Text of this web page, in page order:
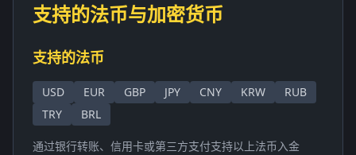
支持的法币与加密货币
支持的法币
USD EUR GBP JPY CNY KRW
RUB
TRY
BRL
通过银行转账、信用卡或第三方支付支持以上法币入金